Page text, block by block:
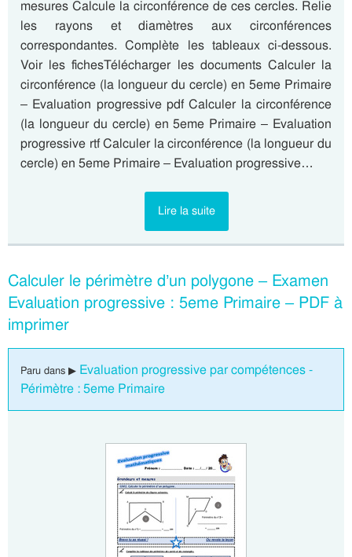
mesures Calcule la circonférence de ces cercles. Relie
les rayons et diamètres aux circonférences
correspondantes. Complète les tableaux ci-dessous.
Voir les fichesTélécharger les documents Calculer la
circonférence (la longueur du cercle) en 5eme Primaire
– Evaluation progressive pdf Calculer la circonférence
(la longueur du cercle) en 5eme Primaire – Evaluation
progressive rtf Calculer la circonférence (la longueur du
cercle) en 5eme Primaire – Evaluation progressive…
Lire la suite
Calculer le périmètre d’un polygone – Examen
Evaluation progressive : 5eme Primaire – PDF à
imprimer
Paru dans ▶ Evaluation progressive par compétences -
Périmètre : 5eme Primaire